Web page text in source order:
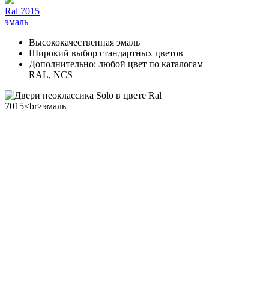
Ral 7015
эмаль
Высококачественная эмаль
Широкий выбор стандартных цветов
Дополнительно: любой цвет по каталогам
RAL, NCS